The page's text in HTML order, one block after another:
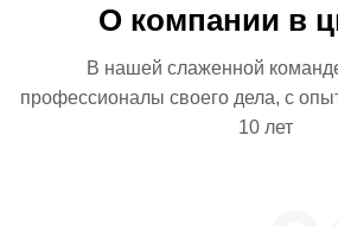
О компании в
В нашей слаженной
профессионалы своего дела, с
10 лет